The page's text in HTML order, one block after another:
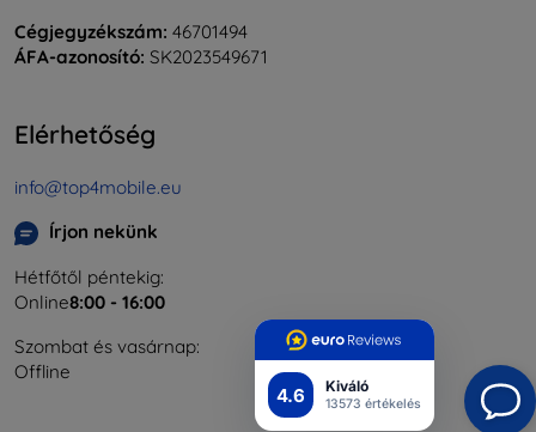
4.6 Kiváló
13573 értékelés
Cégjegyzékszám: 46701494
ÁFA-azonosító: SK2023549671
Elérhetőség
info@top4mobile.eu
Írjon nekünk
Hétfőtől péntekig:
Online8:00 - 16:00
Szombat és vasárnap:
Offline